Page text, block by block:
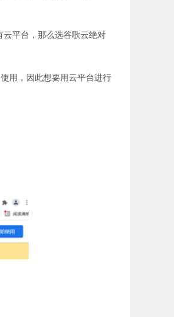
平台，那么选谷歌云绝对
用，因此想要用云平台进行